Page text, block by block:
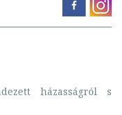
házasságról s